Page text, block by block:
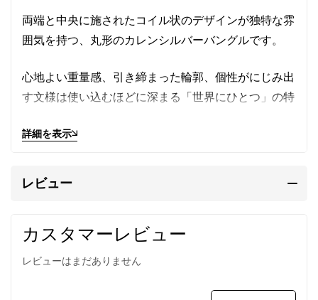
両端と中央に施されたコイル状のデザインが独特な雰
囲気を持つ、丸形のカレンシルバーバングルです。
心地よい重量感、引き締まった輪郭、個性がにじみ出
す文様は使い込むほどに深まる「世界にひとつ」の特
ーバングル
カレンシルバー はタイの山岳民族カレン族の手仕事に
よって、伝統的手法で丹念に作られます。
詳細を表示
レビュー
カスタマーレビュー
レビューはまだありません